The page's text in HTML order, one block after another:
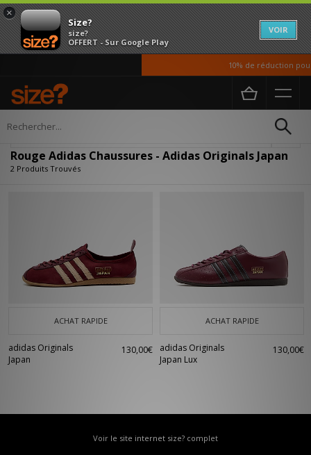
×
Size?
size?
OFFERT - Sur Google Play
VOIR
10% de réduction
Accueil Homme
Rouge Adidas Chaussures - Adidas Originals Japan
2 Produits Trouvés
ACHAT RAPIDE
adidas Originals
Japan
130,00€
ACHAT RAPIDE
adidas Originals
Japan Lux
130,00€
Voir le site internet size? complet